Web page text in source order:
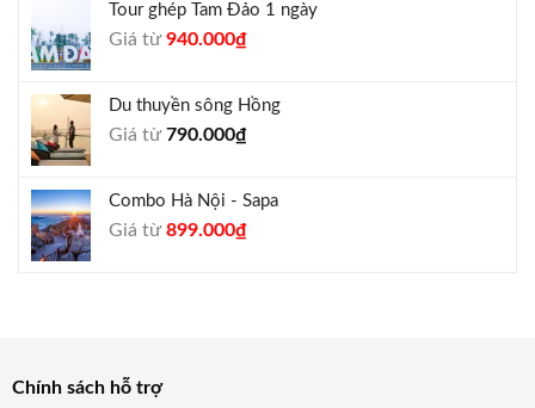
1.800.000₫. là:
Tour ghép Tam Đảo 1 ngày
Giá từGiá
1.000.000₫.
940.000₫Giá
là:
Du thuyền sông Hồng
Giá từ790.000₫
Combo Hà Nội - Sapa
Giá từGiá
899.000₫Giá
Chính sách hỗ trợ